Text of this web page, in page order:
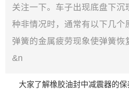
关注一下。车子出现底盘下沉
种非情况时，通常有以下几个
弹簧的金属疲劳现象使弹簧恢
&n
大家了解橡胶油封中减震器的保